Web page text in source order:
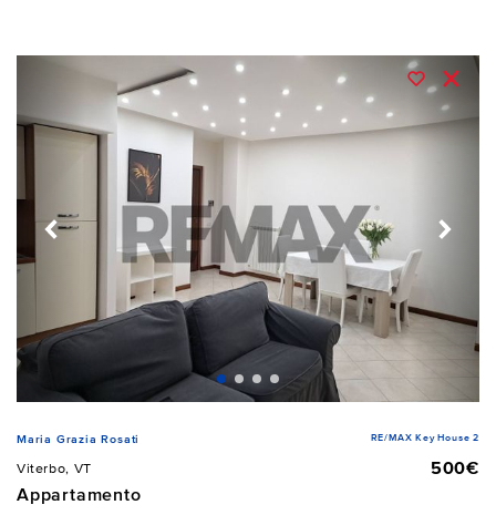
Maria Grazia Rosati RE/MAX Key House 2
Viterbo, VT
500€
Appartamento